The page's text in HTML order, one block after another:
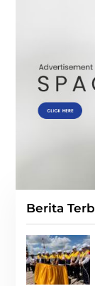
Berita